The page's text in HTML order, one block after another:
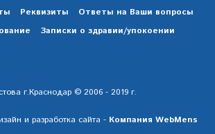
Реквизиты
Ответы на Ваши вопросы
Записки о здравии/упокоении
г.Краснодар © 2006 - 2019 г.
и разработка сайта - Компания WebMens